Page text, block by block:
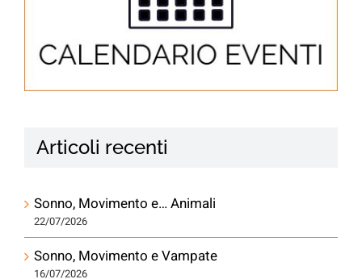
Articoli recenti
Sonno, Movimento e… Animali
22/07/2026
Sonno, Movimento e Vampate
16/07/2026